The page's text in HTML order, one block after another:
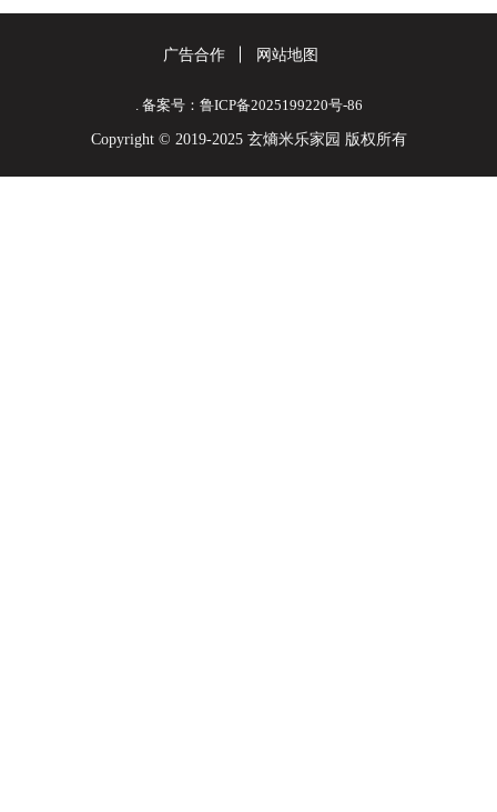
广告合作 网站地图
. 备案号：鲁ICP备2025199220号-86
Copyright © 2019-2025 玄熵米乐家园 版权所有